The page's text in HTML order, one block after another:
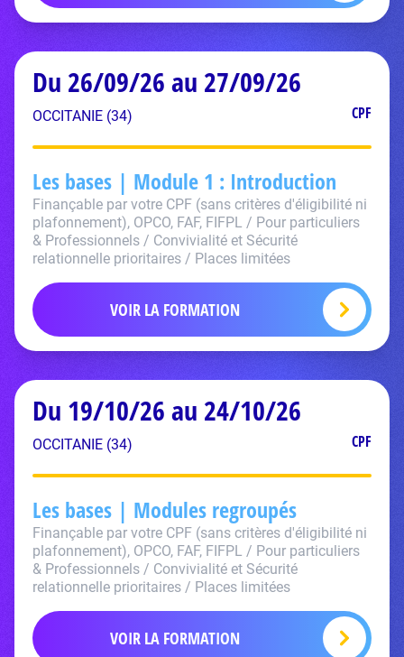
Du 26/09/26 au 27/09/26
OCCITANIE (34) CPF
Les bases | Module 1 : Introduction
Finançable par votre CPF (sans critères d'éligibilité ni
plafonnement), OPCO, FAF, FIFPL / Pour particuliers
& Professionnels / Convivialité et Sécurité
relationnelle prioritaires / Places limitées
VOIR LA FORMATION
Du 19/10/26 au 24/10/26
OCCITANIE (34) CPF
Les bases | Modules regroupés
Finançable par votre CPF (sans critères d'éligibilité ni
plafonnement), OPCO, FAF, FIFPL / Pour particuliers
& Professionnels / Convivialité et Sécurité
relationnelle prioritaires / Places limitées
VOIR LA FORMATION